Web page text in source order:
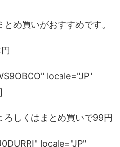
め買いがおすすめです。
locale="JP"
ろしくはまとめ買いで99円
locale="JP"